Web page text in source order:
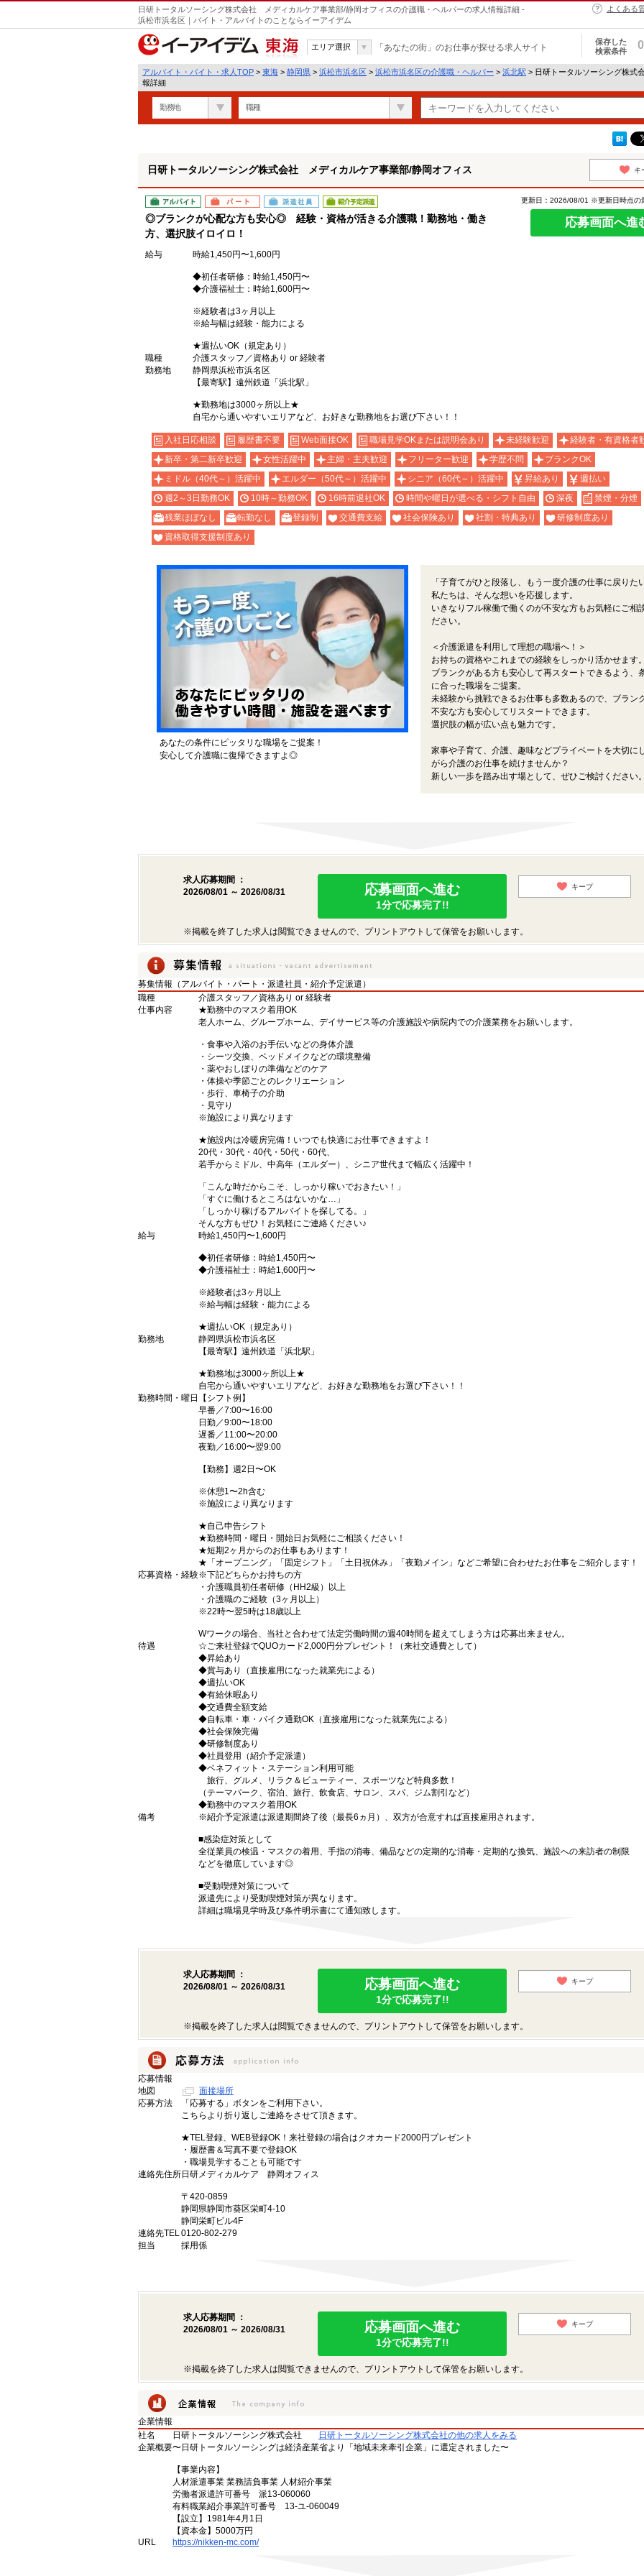
日研トータルソーシング株式会社 メディカルケア事業部/静岡オフィスの介護職・ヘルパーの求人情報詳細 -
浜松市浜名区｜バイト・アルバイトのことならイーアイデム
よくある
東海
エリア選択 「あなたの街」のお仕事が探せる求人サイト
保存した
検索条件
0
アルバイト・バイト・求人TOP > 東海 > 静岡県 > 浜松市浜名区 > 浜松市浜名区の介護職・ヘルパー > 浜北駅 > 日研トータルソーシング株式
報詳細
勤務地 職種
遣
日研トータルソーシング株式会社 メディカルケア事業部/静岡オフィス キ
アルバイト パート 派遣社員 紹介予定派遣
◎ブランクが心配な方も安心◎ 経験・資格が活きる介護職！勤務地・働き
方、選択肢イロイロ！
更新日：2026/08/01 ※更新日時点の
応募画面へ進
給与 時給1,450円〜1,600円
◆初任者研修：時給1,450円〜
◆介護福祉士：時給1,600円〜
※経験者は3ヶ月以上
※給与幅は経験・能力による
★週払いOK（規定あり）
職種
介護スタッフ／資格あり or 経験者
勤務地
静岡県浜松市浜名区
【最寄駅】遠州鉄道「浜北駅」
★勤務地は3000ヶ所以上★
自宅から通いやすいエリアなど、お好きな勤務地をお選び下さい！！
入社日応相談 履歴書不要 Web面接OK 職場見学OKまたは説明会あり 未経験歓迎
経験者・有資格者
新卒・第二新卒歓迎
女性活躍中 主婦・主夫歓迎 フリーター歓迎 学歴不問
ブランクOK
ミドル（40代～）活躍中
エルダー（50代～）活躍中 シニア（60代～）活躍中 昇給あり
週払い
週2～3日勤務OK
10時～勤務OK 16時前退社OK 時間や曜日が選べる・シフト自由 深夜
禁煙・分煙
残業ほぼなし
転勤なし 登録制 交通費支給 社会保険あり 社割・特典あり
研修制度あり
資格取得支援制度あり
あなたの条件にピッタリな職場をご提案！
安心して介護職に復帰できますよ◎
「子育てがひと段落し、もう一度介護の仕事に戻りたい
私たちは、そんな想いを応援します。
いきなりフル稼働で働くのが不安な方もお気軽にご相
ださい。
＜介護派遣を利用して理想の職場へ！＞
お持ちの資格やこれまでの経験をしっかり活かせます。
ブランクがある方も安心して再スタートできるよう、
に合った職場をご提案。
未経験から挑戦できるお仕事も多数あるので、ブラン
不安な方も安心してリスタートできます。
選択肢の幅が広い点も魅力です。
家事や子育て、介護、趣味などプライベートを大切に
がら介護のお仕事を続けませんか？
新しい一歩を踏み出す場として、ぜひご検討ください。
求人応募期間 ：
2026/08/01 ～ 2026/08/31
応募画面へ進む
1分で応募完了!!
キープ
※掲載を終了した求人は閲覧できませんので、プリントアウトして保管をお願いします。
募集情報（アルバイト・パート・派遣社員・紹介予定派遣）
職種
介護スタッフ／資格あり or 経験者
仕事内容
★勤務中のマスク着用OK
老人ホーム、グループホーム、デイサービス等の介護施設や病院内での介護業務をお願いします。
・食事や入浴のお手伝いなどの身体介護
・シーツ交換、ベッドメイクなどの環境整備
・薬やおしぼりの準備などのケア
・体操や季節ごとのレクリエーション
・歩行、車椅子の介助
・見守り
※施設により異なります
★施設内は冷暖房完備！いつでも快適にお仕事できますよ！
20代・30代・40代・50代・60代、
若手からミドル、中高年（エルダー）、シニア世代まで幅広く活躍中！
「こんな時だからこそ、しっかり稼いでおきたい！」
「すぐに働けるところはないかな…」
「しっかり稼げるアルバイトを探してる。」
そんな方もぜひ！お気軽にご連絡ください♪
給与
時給1,450円〜1,600円
◆初任者研修：時給1,450円〜
◆介護福祉士：時給1,600円〜
※経験者は3ヶ月以上
※給与幅は経験・能力による
★週払いOK（規定あり）
勤務地
静岡県浜松市浜名区
【最寄駅】遠州鉄道「浜北駅」
★勤務地は3000ヶ所以上★
自宅から通いやすいエリアなど、お好きな勤務地をお選び下さい！！
勤務時間・曜日
【シフト例】
早番／7:00〜16:00
日勤／9:00〜18:00
遅番／11:00〜20:00
夜勤／16:00〜翌9:00
【勤務】週2日〜OK
※休憩1〜2h含む
※施設により異なります
★自己申告シフト
★勤務時間・曜日・開始日お気軽にご相談ください！
★短期2ヶ月からのお仕事もあります！
★「オープニング」「固定シフト」「土日祝休み」「夜勤メイン」などご希望に合わせたお仕事をご紹介します！
応募資格・経験※下記どちらかお持ちの方
・介護職員初任者研修（HH2級）以上
・介護職のご経験（3ヶ月以上）
※22時〜翌5時は18歳以上
Wワークの場合、当社と合わせて法定労働時間の週40時間を超えてしまう方は応募出来ません。
待遇
☆ご来社登録でQUOカード2,000円分プレゼント！（来社交通費として）
◆昇給あり
◆賞与あり（直接雇用になった就業先による）
◆週払いOK
◆有給休暇あり
◆交通費全額支給
◆自転車・車・バイク通勤OK（直接雇用になった就業先による）
◆社会保険完備
◆研修制度あり
◆社員登用（紹介予定派遣）
◆ベネフィット・ステーション利用可能
旅行、グルメ、リラク＆ビューティー、スポーツなど特典多数！
（テーマパーク、宿泊、旅行、飲食店、サロン、スパ、ジム割引など）
◆勤務中のマスク着用OK
備考
※紹介予定派遣は派遣期間終了後（最長6ヵ月）、双方が合意すれば直接雇用されます。
■感染症対策として
全従業員の検温・マスクの着用、手指の消毒、備品などの定期的な消毒・定期的な換気、施設への来訪者の制限
などを徹底しています◎
■受動喫煙対策について
派遣先により受動喫煙対策が異なります。
詳細は職場見学時及び条件明示書にて通知致します。
求人応募期間 ：
2026/08/01 ～ 2026/08/31
応募画面へ進む
1分で応募完了!!
キープ
※掲載を終了した求人は閲覧できませんので、プリントアウトして保管をお願いします。
応募情報
地図
面接場所
応募方法
「応募する」ボタンをご利用下さい。
こちらより折り返しご連絡をさせて頂きます。
★TEL登録、WEB登録OK！来社登録の場合はクオカード2000円プレゼント
・履歴書＆写真不要で登録OK
・職場見学することも可能です
連絡先住所日研メディカルケア 静岡オフィス
〒420-0859
静岡県静岡市葵区栄町4-10
静岡栄町ビル4F
連絡先TEL0120-802-279
担当
採用係
求人応募期間 ：
2026/08/01 ～ 2026/08/31
応募画面へ進む
1分で応募完了!!
キープ
※掲載を終了した求人は閲覧できませんので、プリントアウトして保管をお願いします。
企業情報
社名
日研トータルソーシング株式会社
日研トータルソーシング株式会社の他の求人をみる
企業概要〜日研トータルソーシングは経済産業省より「地域未来牽引企業」に選定されました〜
【事業内容】
人材派遣事業 業務請負事業 人材紹介事業
労働者派遣許可番号 派13-060060
有料職業紹介事業許可番号 13-ユ-060049
【設立】1981年4月1日
【資本金】5000万円
URL
https://nikken-mc.com/